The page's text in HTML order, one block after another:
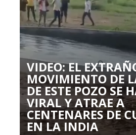
VIDEO: EL
MOVIMIENTO DE
DE ESTE POZO SE
VIRAL Y ATRAE A
CENTENARES DE
EN LA INDIA